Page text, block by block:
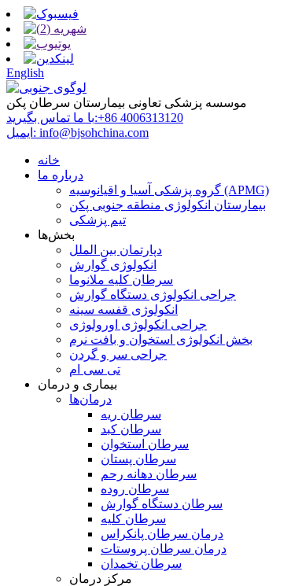
English
موسسه پزشکی تعاونی بیمارستان سرطان پکن
با ما تماس بگیرید:‎+86 4006313120‎
ایمیل: info@bjsohchina.com
خانه
درباره ما
گروه پزشکی آسیا و اقیانوسیه (APMG)
بیمارستان انکولوژی منطقه جنوبی پکن
تیم پزشکی
بخش‌ها
دپارتمان بین الملل
انکولوژی گوارش
سرطان کلیه ملانوما
جراحی انکولوژی دستگاه گوارش
انکولوژی قفسه سینه
جراحی انکولوژی اورولوژی
بخش انکولوژی استخوان و بافت نرم
جراحی سر و گردن
تی سی ام
بیماری و درمان
درمان‌ها
سرطان ریه
سرطان کبد
سرطان استخوان
سرطان پستان
سرطان دهانه رحم
سرطان روده
سرطان دستگاه گوارش
سرطان کلیه
درمان سرطان پانکراس
درمان سرطان پروستات
سرطان تخمدان
مرکز درمان